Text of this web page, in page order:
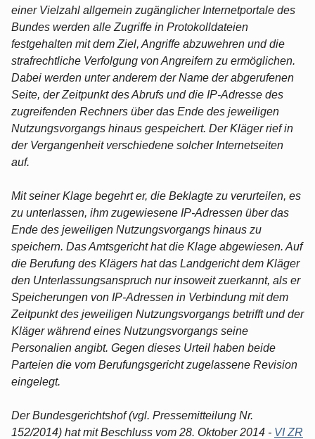
einer Vielzahl allgemein zugänglicher Internetportale des
Bundes werden alle Zugriffe in Protokolldateien
festgehalten mit dem Ziel, Angriffe abzuwehren und die
strafrechtliche Verfolgung von Angreifern zu ermöglichen.
Dabei werden unter anderem der Name der abgerufenen
Seite, der Zeitpunkt des Abrufs und die IP-Adresse des
zugreifenden Rechners über das Ende des jeweiligen
Nutzungsvorgangs hinaus gespeichert. Der Kläger rief in
der Vergangenheit verschiedene solcher Internetseiten
auf.
Mit seiner Klage begehrt er, die Beklagte zu verurteilen, es
zu unterlassen, ihm zugewiesene IP-Adressen über das
Ende des jeweiligen Nutzungsvorgangs hinaus zu
speichern. Das Amtsgericht hat die Klage abgewiesen. Auf
die Berufung des Klägers hat das Landgericht dem Kläger
den Unterlassungsanspruch nur insoweit zuerkannt, als er
Speicherungen von IP-Adressen in Verbindung mit dem
Zeitpunkt des jeweiligen Nutzungsvorgangs betrifft und der
Kläger während eines Nutzungsvorgangs seine
Personalien angibt. Gegen dieses Urteil haben beide
Parteien die vom Berufungsgericht zugelassene Revision
eingelegt.
Der Bundesgerichtshof (vgl. Pressemitteilung Nr.
152/2014) hat mit Beschluss vom 28. Oktober 2014 - VI ZR